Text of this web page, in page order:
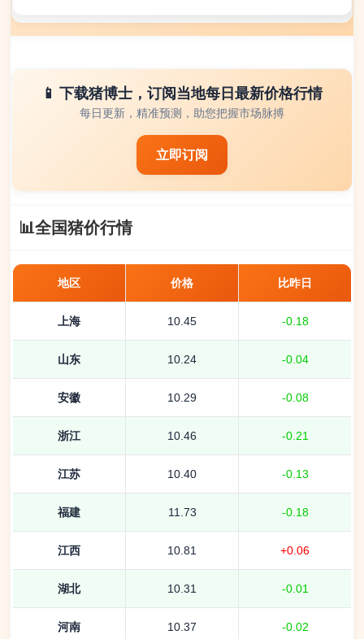
📱 下载猪博士，订阅当地每日最新价格行情
每日更新，精准预测，助您把握市场脉搏
立即订阅
📊全国猪价行情
地区 价格 比昨日
上海 10.45 -0.18
山东 10.24 -0.04
安徽 10.29 -0.08
浙江 10.46 -0.21
江苏 10.40 -0.13
福建 11.73 -0.18
江西 10.81 +0.06
湖北 10.31 -0.01
河南 10.37 -0.02